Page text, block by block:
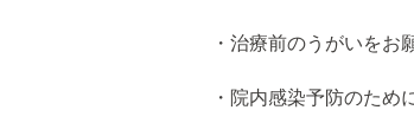
・治療前のうがいをお
・院内感染予防のため